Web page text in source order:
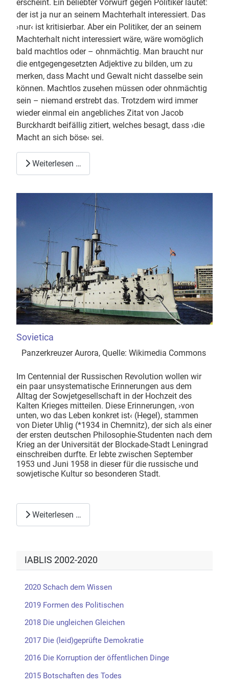
erscheint. Ein beliebter Vorwurf gegen Politiker lautet:
der ist ja nur an seinem Machterhalt interessiert. Das
›nur‹ ist kritisierbar. Aber ein Politiker, der an seinem
Machterhalt nicht interessiert wäre, wäre womöglich
bald machtlos oder – ohnmächtig. Man braucht nur
die entgegengesetzten Adjektive zu bilden, um zu
merken, dass Macht und Gewalt nicht dasselbe sein
können. Machtlos zusehen müssen oder ohnmächtig
sein – niemand erstrebt das. Trotzdem wird immer
wieder einmal ein angebliches Zitat von Jacob
Burckhardt beifällig zitiert, welches besagt, dass ›die
Macht an sich böse‹ sei.
Weiterlesen …
Sovietica
Panzerkreuzer Aurora, Quelle: Wikimedia Commons
Im Centennial der Russischen Revolution wollen wir
ein paar unsystematische Erinnerungen aus dem
Alltag der Sowjetgesellschaft in der Hochzeit des
Kalten Krieges mitteilen. Diese Erinnerungen‚ ›von
unten, wo das Leben konkret ist‹ (Hegel), stammen
von Dieter Uhlig (*1934 in Chemnitz), der sich als einer
der ersten deutschen Philosophie-Studenten nach dem
Krieg an der Universität der Blockade-Stadt Leningrad
einschreiben durfte. Er lebte zwischen September
1953 und Juni 1958 in dieser für die russische und
sowjetische Kultur so besonderen Stadt.
Weiterlesen …
IABLIS 2002-2020
2020 Schach dem Wissen
2019 Formen des Politischen
2018 Die ungleichen Gleichen
2017 Die (leid)geprüfte Demokratie
2016 Die Korruption der öffentlichen Dinge
2015 Botschaften des Todes